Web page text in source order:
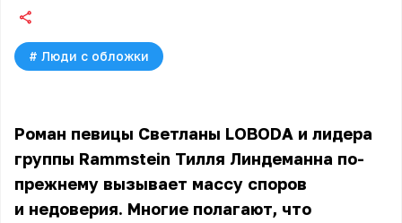
# Люди с обложки
Роман певицы Светланы LOBODA и лидера
группы Rammstein Тилля Линдеманна по-
прежнему вызывает массу споров
и недоверия. Многие полагают, что